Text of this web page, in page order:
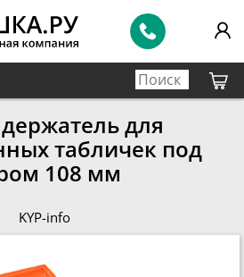
для
табличек под
108 мм
KYP-info